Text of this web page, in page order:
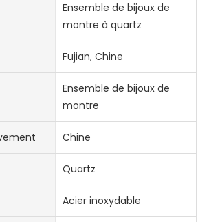
Ensemble de bijoux de
montre à quartz
Fujian, Chine
Ensemble de bijoux de
montre
Chine
Quartz
Acier inoxydable